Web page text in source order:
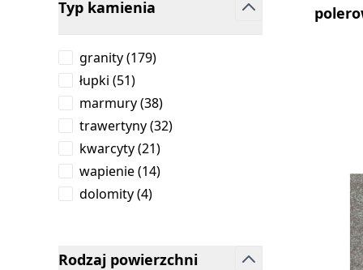
Typ kamienia
granity(179products available
)
łupki (51products available
)
marmury(38products available
)
trawertyny(32products available
)
kwarcyty(21products available
)
wapienie(14products available
)
dolomity(4products available
)
Rodzaj powierzchni